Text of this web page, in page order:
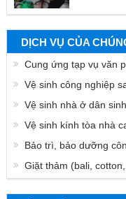
DỊCH VỤ CỦA
Cung ứng tạp vụ văn
Vệ sinh công nghiệp
Vệ sinh nhà ở dân
Vệ sinh kính tòa nhà
Bảo trì, bảo dưỡng
Giặt thảm (bali,